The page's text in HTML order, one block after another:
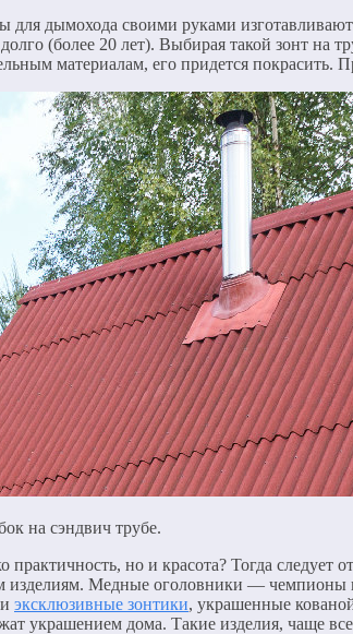
дымохода своими руками
(более 20 лет). Выбирая такой зонт на
материалам, его придется покрасить.
на сэндвич трубе.
практичность, но и красота? Тогда
изделиям. Медные оголовники — чемпионы
эксклюзивные зонтики, украшенные
украшением дома. Такие изделия, чаще